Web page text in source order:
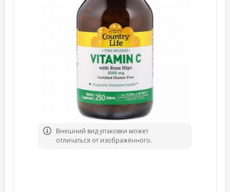
Bнешний вид упаковки может
отличаться от изображённого.